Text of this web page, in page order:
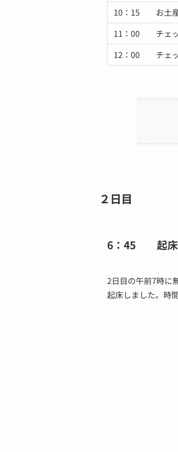
10：15 お土産
11：00 チェッ
12：00 チェッ
２日目
6：45 起床
2日目の午前7時に
起床しました。時